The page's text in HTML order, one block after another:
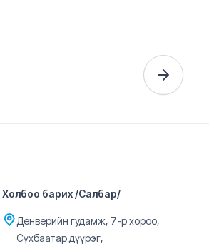
Холбоо барих /Салбар/
Денверийн гудамж, 7-р хороо,
Сүхбаатар дүүрэг,